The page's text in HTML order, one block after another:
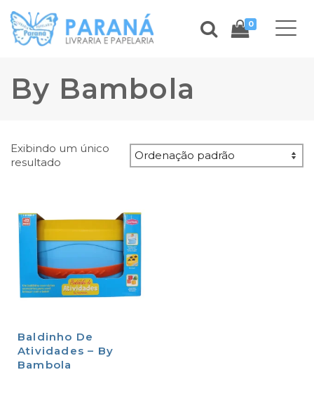
0
By Bambola
Exibindo um único
resultado
Baldinho De
Atividades – By
Bambola